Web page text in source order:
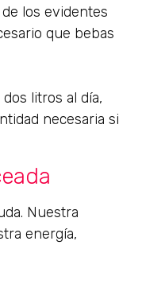
los evidentes
que bebas
litros al día,
necesaria si
Nuestra
energía,